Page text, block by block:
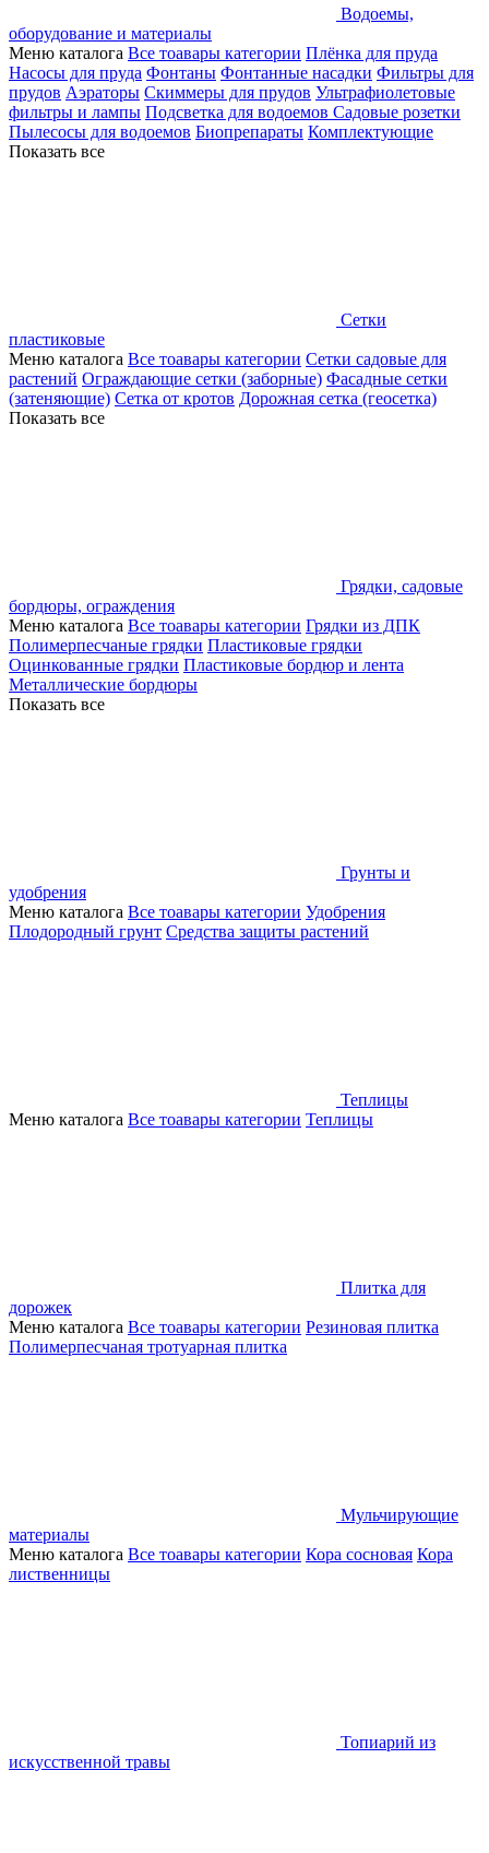
Водоемы,
оборудование и материалы
Меню каталога Все тоавары категории Плёнка для пруда
Насосы для пруда Фонтаны Фонтанные насадки Фильтры для
прудов Аэраторы Скиммеры для прудов Ультрафиолетовые
фильтры и лампы Подсветка для водоемов Садовые розетки
Пылесосы для водоемов Биопрепараты Комплектующие
Показать все
Сетки
пластиковые
Меню каталога Все тоавары категории Сетки садовые для
растений Ограждающие сетки (заборные) Фасадные сетки
(затеняющие) Сетка от кротов Дорожная сетка (геосетка)
Показать все
Грядки, садовые
бордюры, ограждения
Меню каталога Все тоавары категории Грядки из ДПК
Полимерпесчаные грядки Пластиковые грядки
Оцинкованные грядки Пластиковые бордюр и лента
Металлические бордюры
Показать все
Грунты и
удобрения
Меню каталога Все тоавары категории Удобрения
Плодородный грунт Средства защиты растений
Теплицы
Меню каталога Все тоавары категории Теплицы
Плитка для
дорожек
Меню каталога Все тоавары категории Резиновая плитка
Полимерпесчаная тротуарная плитка
Мульчирующие
материалы
Меню каталога Все тоавары категории Кора сосновая Кора
лиственницы
Топиарий из
искусственной травы